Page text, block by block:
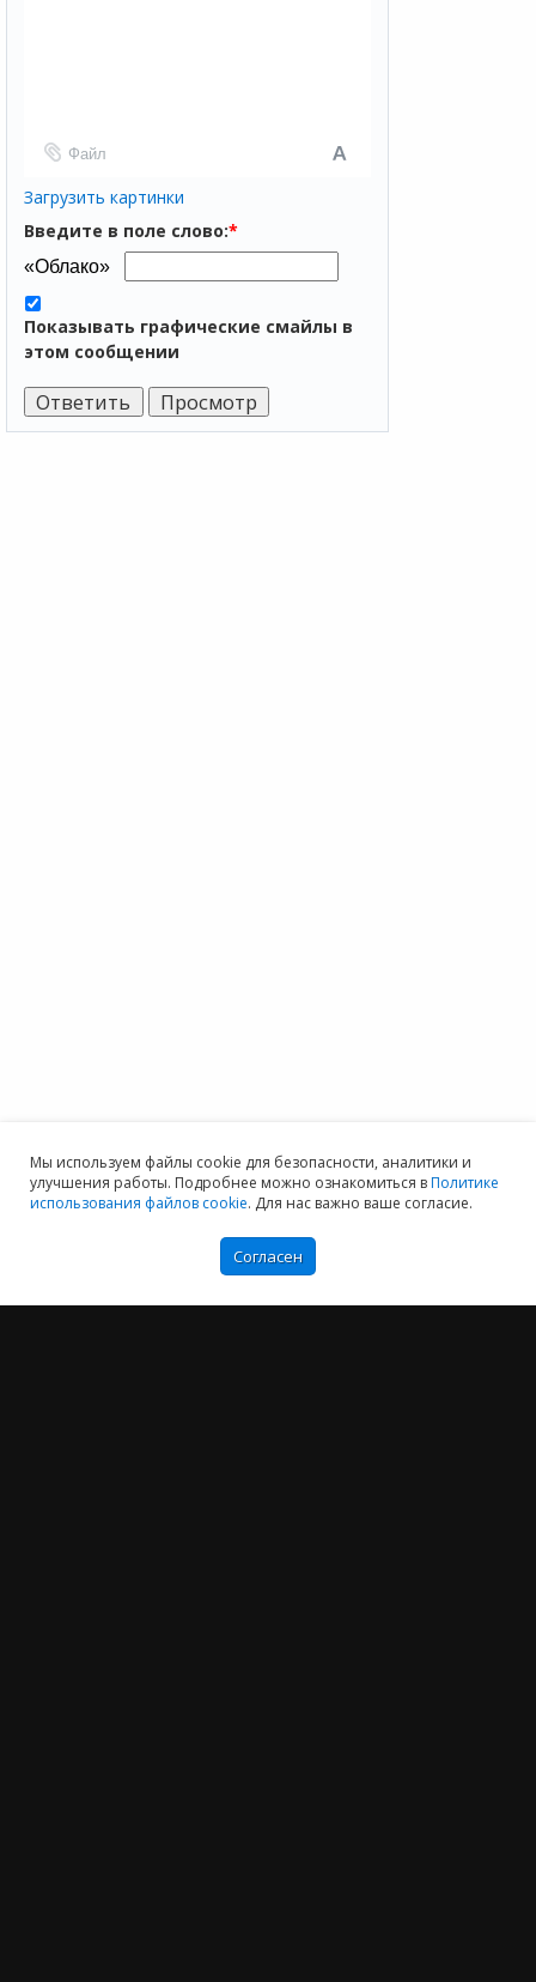
Файл
Загрузить картинки
Введите в поле слово:*
Показывать графические смайлы в
этом сообщении
Мы используем файлы cookie для безопасности, аналитики и
улучшения работы. Подробнее можно ознакомиться вПолитике
использования файлов cookie. Для нас важно ваше согласие.
Согласен